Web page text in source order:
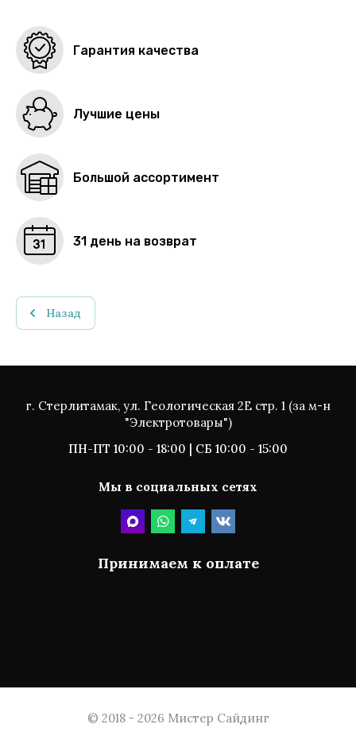
Гарантия качества
Лучшие цены
Большой ассортимент
31 день на возврат
Назад
г. Стерлитамак, ул. Геологическая 2Е стр. 1 (за м-н
"Электротовары")
ПН-ПТ 10:00 - 18:00 | СБ 10:00 - 15:00
Принимаем к оплате
Мы в социальных сетях
© 2018 - 2026 Мистер Сайдинг